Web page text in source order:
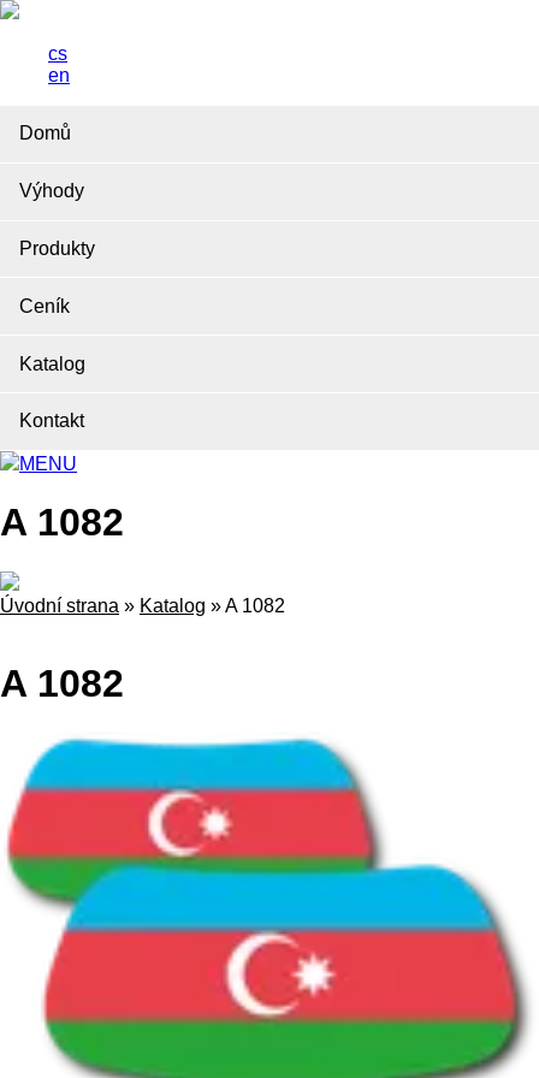
cs
en
Domů
Výhody
Produkty
Ceník
Katalog
Kontakt
MENU
A 1082
Úvodní strana » Katalog »A 1082
A 1082